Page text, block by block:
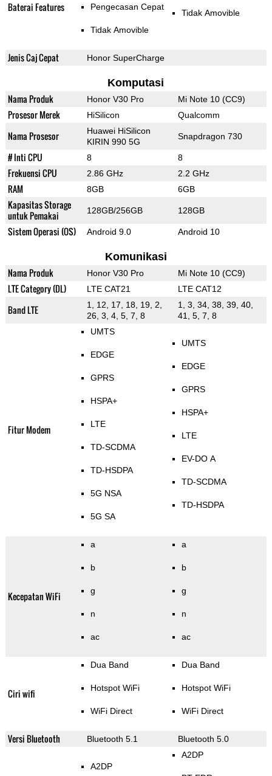
Baterai Features Pengecasan Cepat
Tidak Amovible
Tidak Amovible
Jenis Caj Cepat Honor SuperCharge
Komputasi
Nama Produk Honor V30 Pro Mi Note 10 (CC9)
Prosesor Merek HiSilicon Qualcomm
Nama Prosesor
Huawei HiSilicon
KIRIN 990 5G
Snapdragon 730
# Inti CPU 8 8
Frekuensi CPU 2.86 GHz 2.2 GHz
RAM 8GB 6GB
Kapasitas Storage
untuk Pemakai
128GB/256GB 128GB
Sistem Operasi (OS) Android 9.0 Android 10
Komunikasi
Nama Produk Honor V30 Pro Mi Note 10 (CC9)
LTE Category (DL) LTE CAT21 LTE CAT12
Band LTE
1, 12, 17, 18, 19, 2,
26, 3, 4, 5, 7, 8
1, 3, 34, 38, 39, 40,
41, 5, 7, 8
Fitur Modem
UMTS
EDGE
GPRS
HSPA+
LTE
TD-SCDMA
TD-HSDPA
5G NSA
5G SA
UMTS
EDGE
GPRS
HSPA+
LTE
EV-DO A
TD-SCDMA
TD-HSDPA
Kecepatan WiFi
a
b
g
n
ac
a
b
g
n
ac
Ciri wifi
Dua Band
Hotspot WiFi
WiFi Direct
Dua Band
Hotspot WiFi
WiFi Direct
Versi Bluetooth Bluetooth 5.1 Bluetooth 5.0
A2DP
A2DP